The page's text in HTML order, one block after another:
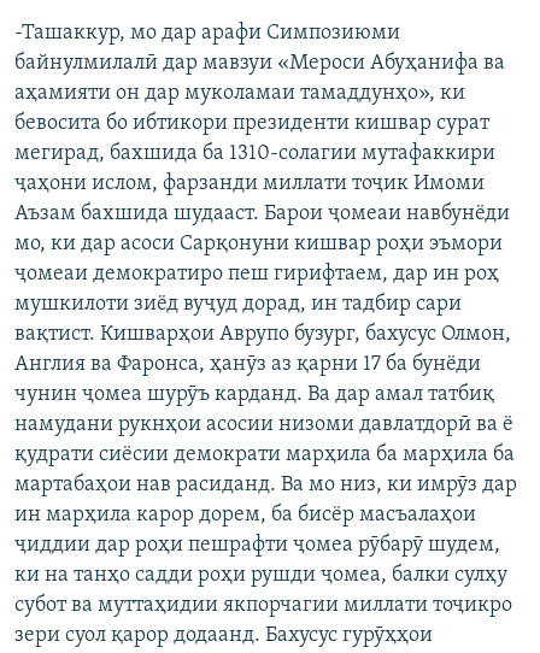
-Ташаккур, мо дар арафи Симпозиюми
байнулмилалӣ дар мавзуи «Мероси Абуҳанифа ва
аҳамияти он дар муколамаи тамаддунҳо», ки
бевосита бо ибтикори президенти кишвар сурат
мегирад, бахшида ба 1310-солагии мутафаккири
ҷаҳони ислом, фарзанди миллати тоҷик Имоми
Аъзам бахшида шудааст. Барои ҷомеаи навбунёди
мо, ки дар асоси Сарқонуни кишвар роҳи эъмори
ҷомеаи демократиро пеш гирифтаем, дар ин роҳ
мушкилоти зиёд вуҷуд дорад, ин тадбир сари
вақтист. Кишварҳои Аврупо бузург, бахусус Олмон,
Англия ва Фаронса, ҳанӯз аз қарни 17 ба бунёди
чунин ҷомеа шурӯъ карданд. Ва дар амал татбиқ
намудани рукнҳои асосии низоми давлатдорӣ ва ё
қудрати сиёсии демократи марҳила ба марҳила ба
мартабаҳои нав расиданд. Ва мо низ, ки имрӯз дар
ин марҳила карор дорем, ба бисёр масъалаҳои
ҷиддии дар роҳи пешрафти ҷомеа рӯбарӯ шудем,
ки на танҳо садди роҳи рушди ҷомеа, балки сулҳу
субот ва муттаҳидии якпорчагии миллати тоҷикро
зери суол қарор додаанд. Бахусус гурӯҳҳои